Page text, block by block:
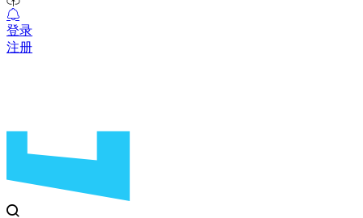
登录
注册